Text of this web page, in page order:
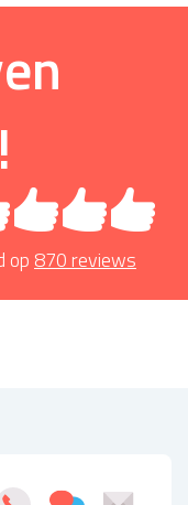
!
op 870reviews